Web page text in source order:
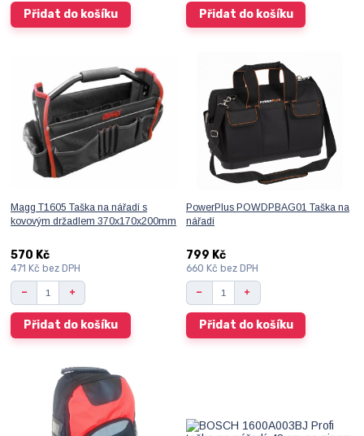
Přidat do košíku Přidat do košíku
Magg T1605 Taška na nářadí s
kovovým držadlem 370x170x200mm
570 Kč
471 Kčbez DPH
Přidat do košíku
PowerPlus POWDPBAG01 Taška na
nářadí
799 Kč
660 Kč bez DPH
Přidat do košíku